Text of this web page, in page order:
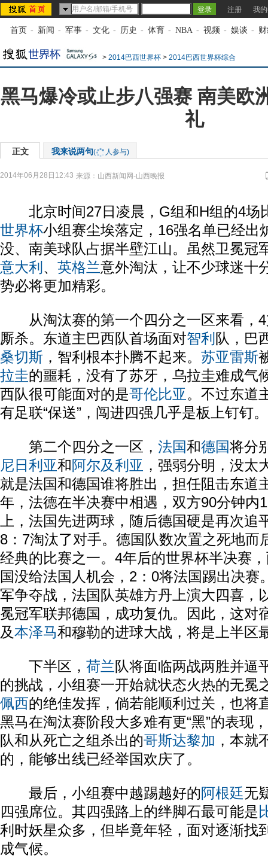
注册 我
首页 - 新闻 - 军事 - 文化 - 历史 - 体育 - NBA - 视频 - 娱谈 -
> 2014巴西世界杯 > 2014巴西世界杯综合
黑马爆冷或止步八强赛 南美欧
礼
正文 我来说两句( 人参与)
2014年06月28日12:43 来源： 山西新闻网-山西晚报
北京时间27日凌晨，G组和H组的4场
世界杯小组赛尘埃落定，16强名单已经出
没、南美球队占据半壁江山。虽然卫冕冠
意大利 、 英格兰意外淘汰，让不少球迷十
势必将更加精彩。
从淘汰赛的第一个四分之一区来看，4
厮杀。东道主巴西队首场面对智利 队，巴
桑切斯 ，智利根本扑腾不起来。 苏亚雷斯
拉圭的噩耗，没有了苏牙，乌拉圭难成气
西队很可能面对的是哥伦比亚。不过东道
有足联“保送”，闯进四强几乎是板上钉钉。
第二个四分之一区， 法国和德国将分
尼日利亚和阿尔及利亚 ，强弱分明，没太
就是法国和德国谁将胜出，担任阻击东道
年，法德在半决赛中相遇，双方90分钟内
上，法国先进两球，随后德国硬是再次追
8：7淘汰了对手。德国队数次置之死地而
经典的比赛之一。4年后的世界杯半决赛
国没给法国人机会，2：0将法国踢出决赛
军争夺战，法国队英雄方丹上演大四喜，
冕冠军联邦德国，成功复仇。因此，这对
及本泽马和穆勒的进球大战，将是上半区
下半区， 荷兰队将面临两战两胜并逼
的挑战，小组赛一开始就状态火热的无冕
佩西的绝佳发挥，倘若能顺利过关，也将
黑马在淘汰赛阶段大多难有更“黑”的表现
队和从死亡之组杀出的哥斯达黎加 ，本就
的，能够出线已经举国欢庆了。
最后，小组赛中越踢越好的阿根廷无
四强席位。其四强路上的绊脚石最可能是
利时妖星众多，但毕竟年轻，面对逐渐找
成气候。